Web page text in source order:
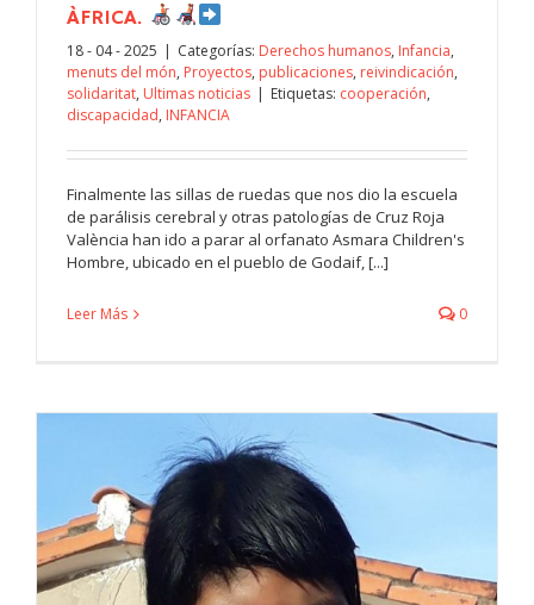
ÀFRICA.
18 - 04 - 2025 | Categorías: Derechos humanos, Infancia,
menuts del món, Proyectos, publicaciones, reivindicación,
solidaritat, Ultimas noticias | Etiquetas: cooperación,
discapacidad, INFANCIA
Finalmente las sillas de ruedas que nos dio la escuela
de parálisis cerebral y otras patologías de Cruz Roja
València han ido a parar al orfanato Asmara Children's
Hombre, ubicado en el pueblo de Godaif, [...]
Leer Más 0